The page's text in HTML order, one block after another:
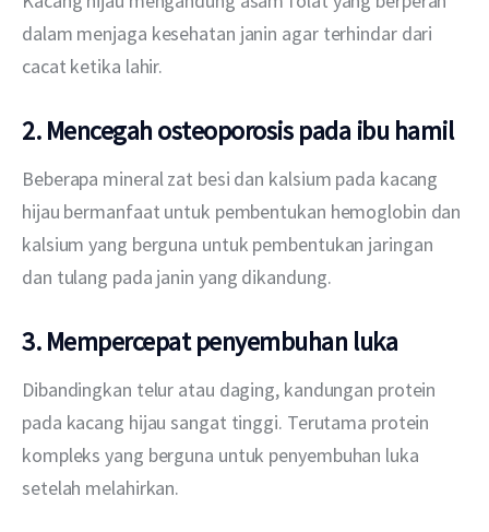
dalam menjaga kesehatan janin agar terhindar dari
cacat ketika lahir.
2. Mencegah osteoporosis pada ibu hamil
Beberapa mineral zat besi dan kalsium pada kacang
hijau bermanfaat untuk pembentukan hemoglobin dan
kalsium yang berguna untuk pembentukan jaringan
dan tulang pada janin yang dikandung.
3. Mempercepat penyembuhan luka
Dibandingkan telur atau daging, kandungan protein
pada kacang hijau sangat tinggi. Terutama protein
kompleks yang berguna untuk penyembuhan luka
setelah melahirkan.